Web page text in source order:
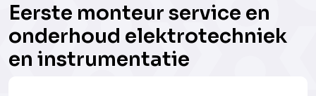
Eerste monteur service en
onderhoud elektrotechniek
en instrumentatie